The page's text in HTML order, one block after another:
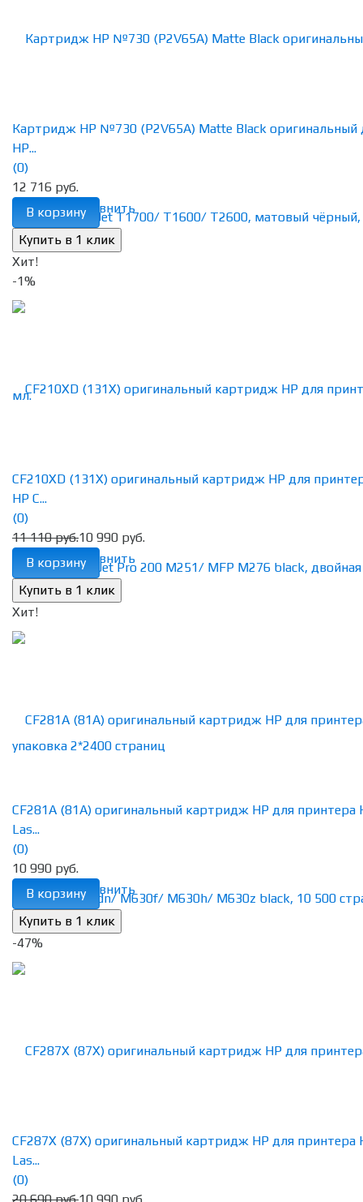
избранное сравнить
Картридж HP №730 (P2V65A) Matte Black оригинальный
HP...
(0)
12 716 руб.
В корзину
Хит!
-1%
избранное сравнить
CF210XD (131X) оригинальный картридж HP для
HP C...
(0)
11 110 руб.10 990 руб.
В корзину
Хит!
избранное сравнить
CF281A (81A) оригинальный картридж HP для принтера
Las...
(0)
10 990 руб.
В корзину
-47%
CF287X (87X) оригинальный картридж HP для принтера
Las...
(0)